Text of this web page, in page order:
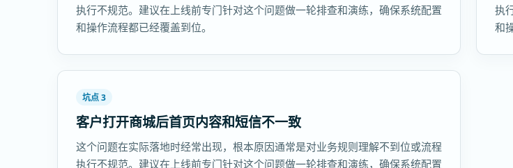
执行不规范。建议在上线前专门针对这个问题做一轮排查和演练，确保系统配置
和操作流程都已经覆盖到位。
执
和
坑点 3
客户打开商城后首页内容和短信不一致
这个问题在实际落地时经常出现，根本原因通常是对业务规则理解不到位或流程
执行不规范。建议在上线前专门针对这个问题做一轮排查和演练，确保系统配置